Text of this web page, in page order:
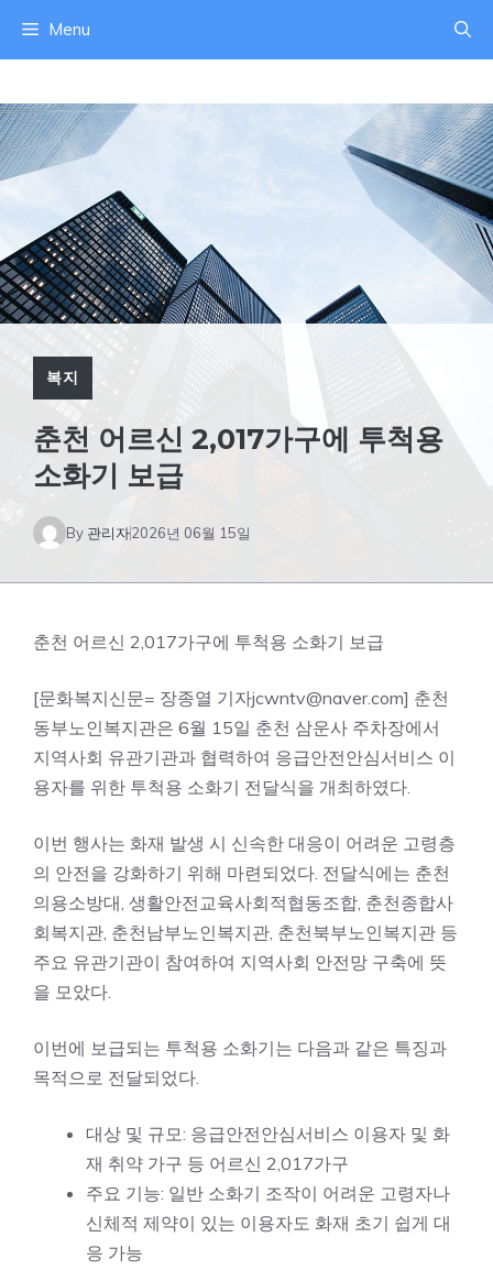
로
건
너
Menu
복지
춘천 어르신 2,017가구에 투척용
소화기 보급
By 관리자2026년 06월 15일
춘천 어르신 2,017가구에 투척용 소화기 보급
[문화복지신문= 장종열 기자jcwntv@naver.com] 춘천
동부노인복지관은 6월 15일 춘천 삼운사 주차장에서
지역사회 유관기관과 협력하여 응급안전안심서비스 이
용자를 위한 투척용 소화기 전달식을 개최하였다.
이번 행사는 화재 발생 시 신속한 대응이 어려운 고령층
의 안전을 강화하기 위해 마련되었다. 전달식에는 춘천
의용소방대, 생활안전교육사회적협동조합, 춘천종합사
회복지관, 춘천남부노인복지관, 춘천북부노인복지관 등
주요 유관기관이 참여하여 지역사회 안전망 구축에 뜻
을 모았다.
이번에 보급되는 투척용 소화기는 다음과 같은 특징과
목적으로 전달되었다.
대상 및 규모: 응급안전안심서비스 이용자 및 화
재 취약 가구 등 어르신 2,017가구
주요 기능: 일반 소화기 조작이 어려운 고령자나
신체적 제약이 있는 이용자도 화재 초기 쉽게 대
응 가능